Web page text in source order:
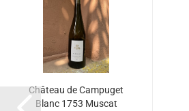
Château de Campuget
Blanc 1753 Muscat